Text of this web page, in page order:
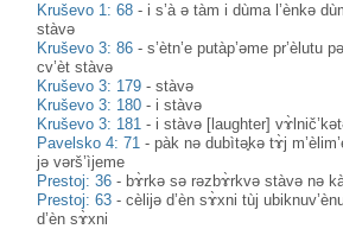
Kruševo 1: 68 - i s’à ə tàm i dùma l’ènkə
stàvə
Kruševo 3: 86 -s’ètn’e putàp’əme pr’èlutu
cv’èt stàvə
Kruševo 3: 179 -stàvə
Kruševo 3: 180 - i stàvə
Kruševo 3: 181 - i stàvə [laughter]
Pavelsko 4: 71 -pàk nə dubìtә̥kə tɤ̀j
jə vərš’ìjeme
Prestoj: 36 - bɤ̀rkə sə rəzbɤ̀rkvə stàvə nə
Prestoj: 63 -cèlijə d’èn sɤ̀xni tùj
d’èn sɤ̀xni